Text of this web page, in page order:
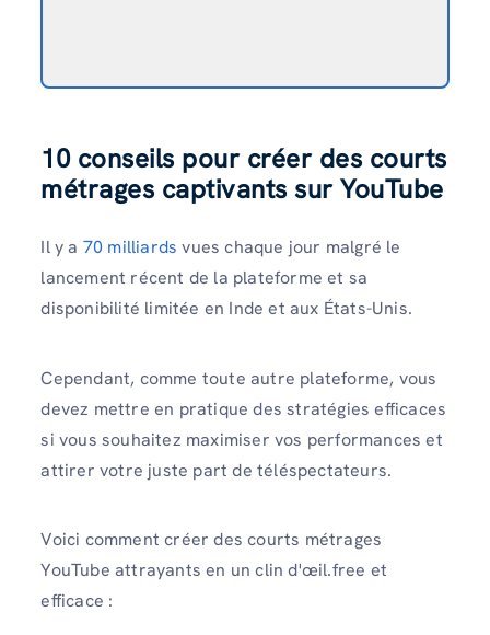
10 conseils pour créer des courts
métrages captivants sur YouTube
Il y a 70 milliards vues chaque jour malgré le
lancement récent de la plateforme et sa
disponibilité limitée en Inde et aux États-Unis.
Cependant, comme toute autre plateforme, vous
devez mettre en pratique des stratégies efficaces
si vous souhaitez maximiser vos performances et
attirer votre juste part de téléspectateurs.
Voici comment créer des courts métrages
YouTube attrayants en un clin d'œil.free et
efficace :